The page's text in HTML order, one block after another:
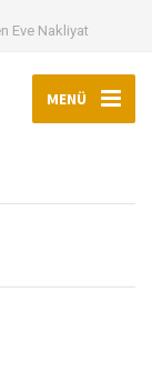
Eve Nakliyat
MENÜ